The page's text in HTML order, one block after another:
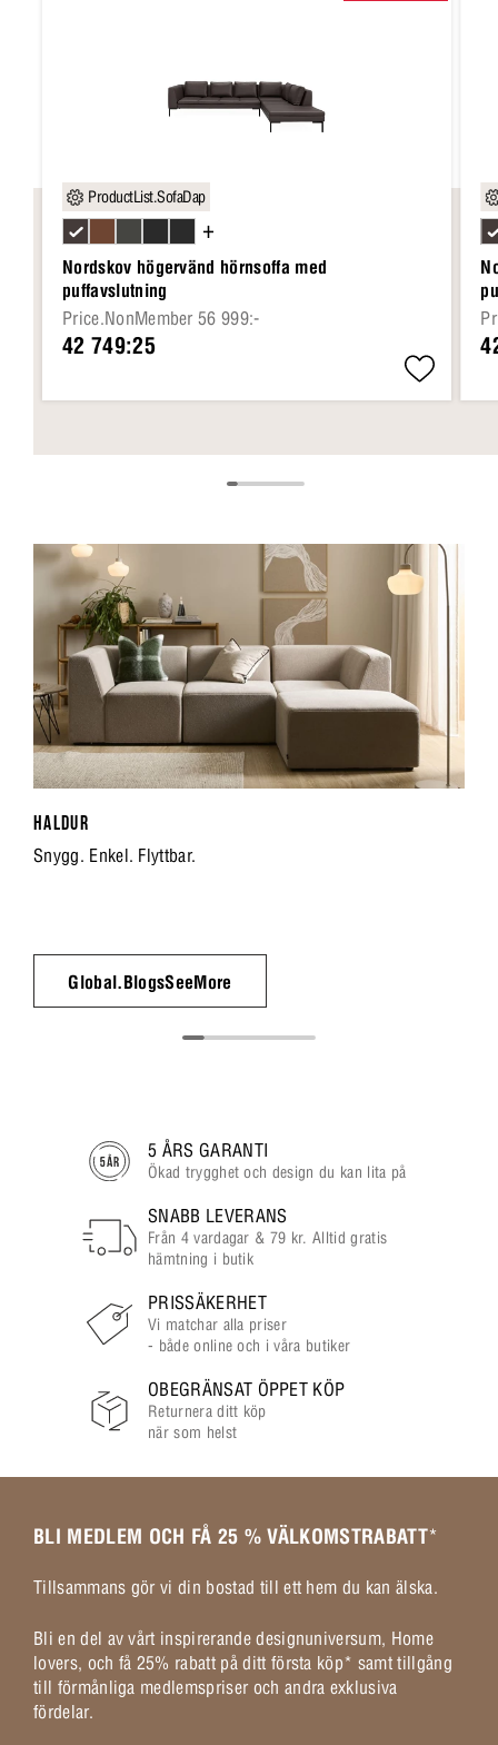
ProductList.SofaDap
Nordskov högervänd hörnsoffa med
puffavslutning
Price.NonMember 56 999:-
42 749:25
+
HALDUR
Snygg. Enkel. Flyttbar.
Global.BlogsSeeMore
5 ÅRS GARANTI
Ökad trygghet och design du kan lita på
SNABB LEVERANS
Från 4 vardagar & 79 kr. Alltid gratis
hämtning i butik
PRISSÄKERHET
Vi matchar alla priser
- både online och i våra butiker
OBEGRÄNSAT ÖPPET KÖP
Returnera ditt köp
när som helst
BLI MEDLEM OCH FÅ 25 % VÄLKOMSTRABATT*
Tillsammans gör vi din bostad till ett hem du kan älska.
Bli en del av vårt inspirerande designuniversum, Home
lovers, och få 25% rabatt på ditt första köp* samt tillgång
till förmånliga medlemspriser och andra exklusiva
fördelar.